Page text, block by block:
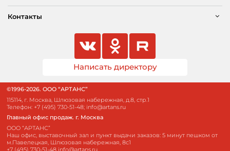
Контакты
Написать директору
©1996-2026. ООО “АРТАНС”
115114, г. Москва, Шлюзовая набережная, д.8, стр.1
Телефон: +7 (495) 730-51-48; info@artans.ru
Главный офис продаж. г. Москва
ООО “АРТАНС”
Наш офис, выставочный зал и пункт выдачи заказов: 5 минут пешком от
м.Павелецкая, Шлюзовая набережная, 8с1
+7 (495) 730-51-48 info@artans.ru